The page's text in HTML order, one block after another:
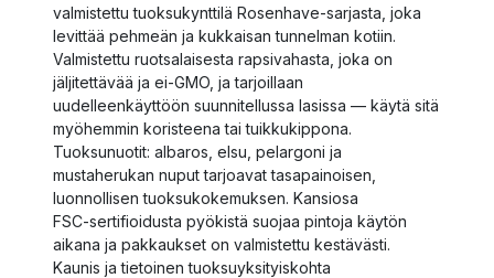
valmistettu tuoksukynttilä Rosenhave‑sarjasta, joka
levittää pehmeän ja kukkaisan tunnelman kotiin.
Valmistettu ruotsalaisesta rapsivahasta, joka on
jäljitettävää ja ei‑GMO, ja tarjoillaan
uudelleenkäyttöön suunnitellussa lasissa — käytä sitä
myöhemmin koristeena tai tuikkukippona.
Tuoksunuotit: albaros, elsu, pelargoni ja
mustaherukan nuput tarjoavat tasapainoisen,
luonnollisen tuoksukokemuksen. Kansiosa
FSC‑sertifioidusta pyökistä suojaa pintoja käytön
aikana ja pakkaukset on valmistettu kestävästi.
Kaunis ja tietoinen tuoksuyksityiskohta